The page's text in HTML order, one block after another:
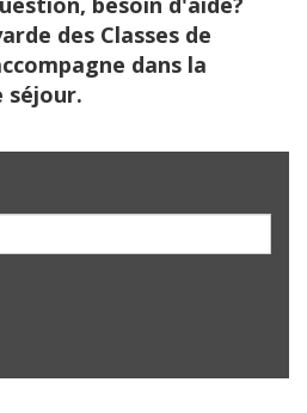
des Classes de
dans la
séjour.